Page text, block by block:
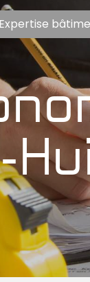
Expertise